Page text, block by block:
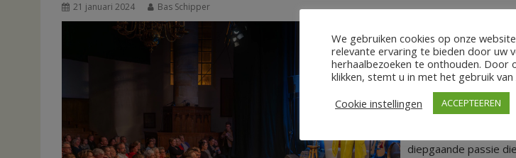
21 januari 2024 Bas Schipper
getalenteerde
Donker haar
hoogten in de
afgestudeerde van
ze niet alleen haar
diepgaande passie
We gebruiken cookies op onze
relevante ervaring te bieden door uw
herhaalbezoeken te onthouden. Door
klikken, stemt u in met het gebruik van
Cookie instellingen
ACCEPTEEREN